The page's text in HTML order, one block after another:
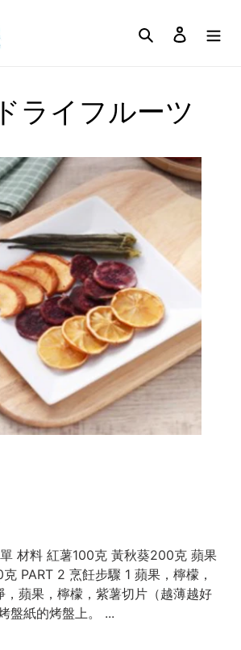
Search Log in
ライフルーツ
材料 紅薯100克 黃秋葵200克 蘋果
PART 2 烹飪步驟 1 蘋果，檸檬，
，蘋果，檸檬，紫薯切片（越薄越好
盤紙的烤盤上。 ...